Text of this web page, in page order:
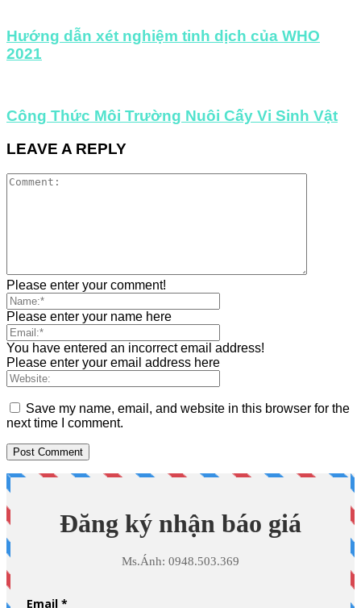
Hướng dẫn xét nghiệm tinh dịch của WHO
2021
Công Thức Môi Trường Nuôi Cấy Vi Sinh Vật
LEAVE A REPLY
Please enter your comment!
Please enter your name here
You have entered an incorrect email address!
Please enter your email address here
Save my name, email, and website in this browser for the
next time I comment.